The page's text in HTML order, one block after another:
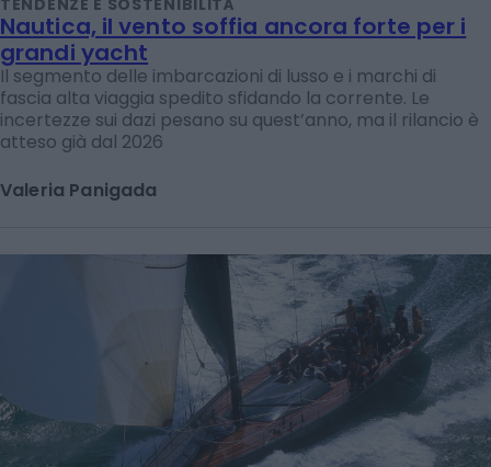
TENDENZE E SOSTENIBILITÀ
Nautica, il vento soffia ancora forte per i
grandi yacht
Il segmento delle imbarcazioni di lusso e i marchi di
fascia alta viaggia spedito sfidando la corrente. Le
incertezze sui dazi pesano su quest’anno, ma il rilancio è
atteso già dal 2026
Valeria Panigada